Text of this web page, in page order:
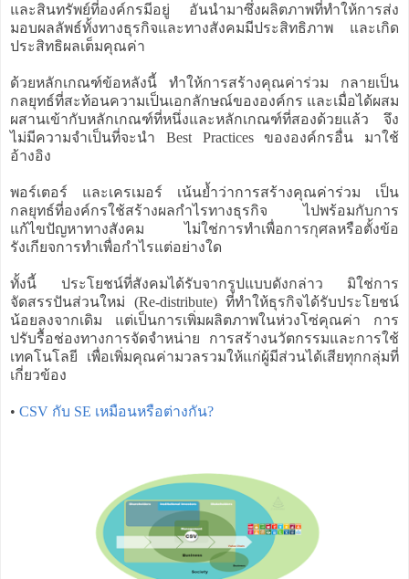
และสินทรัพย์ที่องค์กรมีอยู่ อันนำมาซึ่งผลิตภาพที่ทำให้การส่ง
มอบผลลัพธ์ทั้งทางธุรกิจและทางสังคมมีประสิทธิภาพ และเกิด
ประสิทธิผลเต็มคุณค่า
ด้วยหลักเกณฑ์ข้อหลังนี้ ทำให้การสร้างคุณค่าร่วม กลายเป็น
กลยุทธ์ที่สะท้อนความเป็นเอกลักษณ์ขององค์กร และเมื่อได้ผสม
ผสานเข้ากับหลักเกณฑ์ที่หนึ่งและหลักเกณฑ์ที่สองด้วยแล้ว จึง
ไม่มีความจำเป็นที่จะนำ Best Practices ขององค์กรอื่น มาใช้
อ้างอิง
พอร์เตอร์ และเครเมอร์ เน้นย้ำว่าการสร้างคุณค่าร่วม เป็น
กลยุทธ์ที่องค์กรใช้สร้างผลกำไรทางธุรกิจ ไปพร้อมกับการ
แก้ไขปัญหาทางสังคม ไม่ใช่การทำเพื่อการกุศลหรือตั้งข้อ
รังเกียจการทำเพื่อกำไรแต่อย่างใด
ทั้งนี้ ประโยชน์ที่สังคมได้รับจากรูปแบบดังกล่าว มิใช่การ
จัดสรรปันส่วนใหม่ (Re-distribute) ที่ทำให้ธุรกิจได้รับประโยชน์
น้อยลงจากเดิม แต่เป็นการเพิ่มผลิตภาพในห่วงโซ่คุณค่า การ
ปรับรื้อช่องทางการจัดจำหน่าย การสร้างนวัตกรรมและการใช้
เทคโนโลยี เพื่อเพิ่มคุณค่ามวลรวมให้แก่ผู้มีส่วนได้เสียทุกกลุ่มที่
เกี่ยวข้อง
• CSV กับ SE เหมือนหรือต่างกัน?